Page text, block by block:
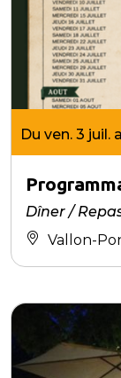
Du ven. 3 juil.
Dîner /
Vallon-